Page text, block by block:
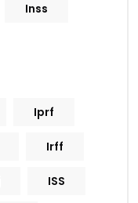
Inss
Iprf
Irff
ISS